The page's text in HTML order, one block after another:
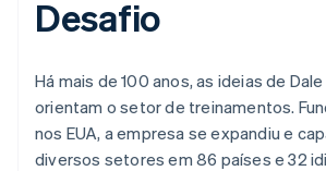
Desafio
Há mais de 100 anos, as ideias de
orientam o setor de treinamentos.
nos EUA, a empresa se expandiu e
diversos setores em 86 países e 32